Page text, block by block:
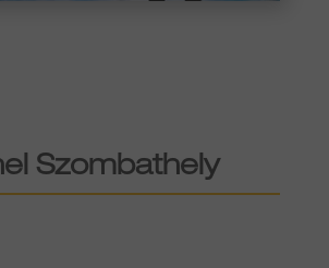
Szombathely